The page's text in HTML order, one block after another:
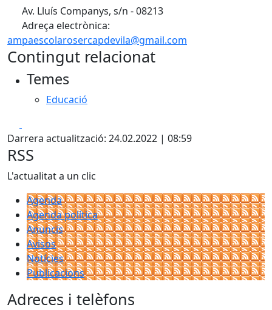
Av. Lluís Companys, s/n - 08213
Adreça electrònica:
ampaescolarosercapdevila@gmail.com
Contingut relacionat
Temes
Educació
Darrera actualització: 24.02.2022 | 08:59
RSS
L'actualitat a un clic
Agenda
Agenda política
Anuncis
Avisos
Notícies
Publicacions
Adreces i telèfons